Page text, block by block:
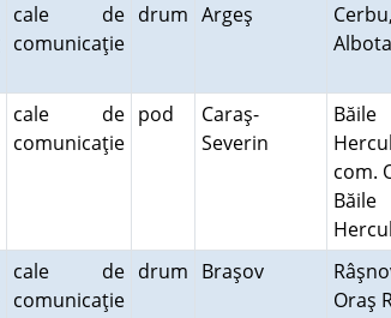
cale de
comunicaţie
drum Argeş
Albota
cale de
comunicaţie
pod
Caraş-
Severin
Băile
com.
Băile
cale de
comunicaţie
drum Braşov
Oraş